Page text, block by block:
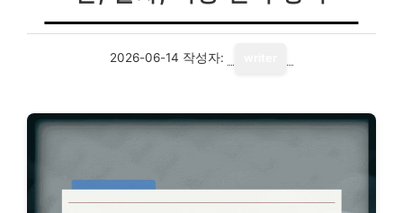
2026-06-14 작성자: